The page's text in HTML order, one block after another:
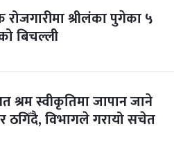
श्रीलंका पुगेका ५
बिचल्ली
श्रम स्वीकृतिमा जापान जाने
ठगिँदै, विभागले गरायो सचेत